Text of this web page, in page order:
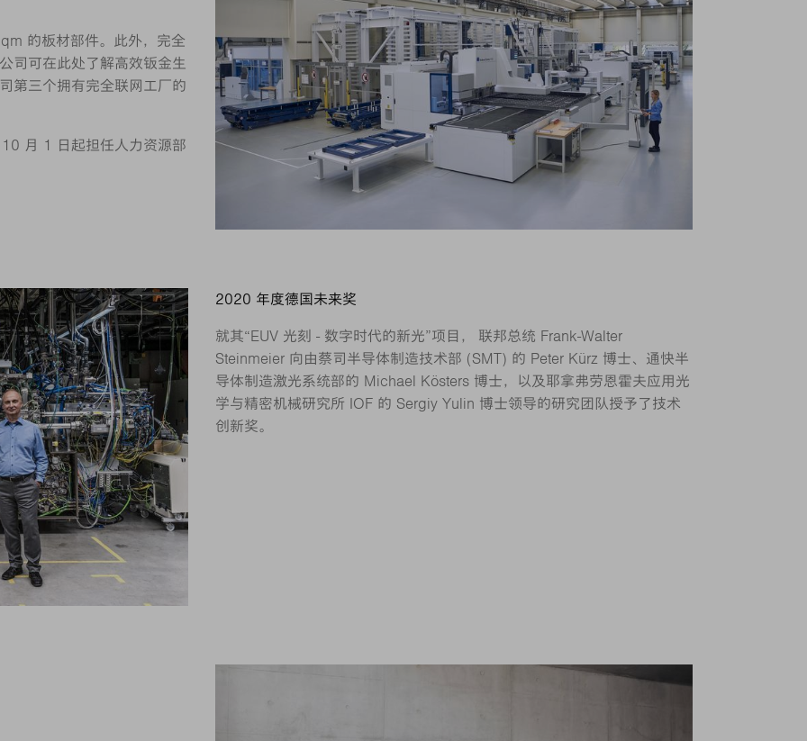
的板材部件。此外，完全
司可在此处了解高效钣金生
第三个拥有完全联网工厂的
月 1 日起担任人力资源部
2020 年度德国未来奖
就其“EUV 光刻 - 数字时代的新光”项目， 联邦总统 Frank-Walter
Steinmeier 向由蔡司半导体制造技术部 (SMT) 的 Peter Kürz 博士、通快半
导体制造激光系统部的 Michael Kösters 博士，以及耶拿弗劳恩霍夫应用光
学与精密机械研究所 IOF 的 Sergiy Yulin 博士领导的研究团队授予了技术
创新奖。